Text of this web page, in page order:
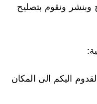
وبنشر ونقوم بتصليح
اليكم الى المكان